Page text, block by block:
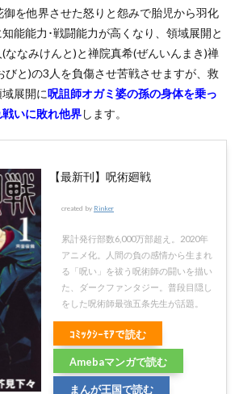
を他界させた怒りと怨みで胎児から羽化
能能力･戦闘能力が高くなり、領域展開と
ななみけんと)と禅院真希(ぜんいんまき)禅
びと)の3人を負傷させ苦戦させますが、救
展開に呪詛師オガミ婆の孫の身体を乗っ
いに敗れ他界します。
【最新刊】呪術廻戦
created by Rinker
累計発行部数6,000万部超え。2020年
アニメ化。人間の負の感情から生まれ
る「呪い」を祓う呪術師の闘いを描い
た、ダークファンタジー。普段目隠し
をした呪術師最強五条先生が話題。
ｺﾐｯｸｼｰﾓｱで読む
Amebaマンガで読む
まんが王国で読む